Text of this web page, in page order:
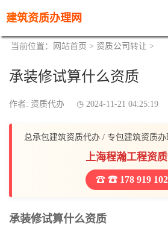
建筑资质办理网
当前位置： 网站首页 > 资质公司转让 >
承装修试算什么资质
作者: 资质代办 2024-11-21 04:25:19
总承包建筑资质代办 / 专包建筑资质
上海程瀚工程资
☎ 178 919
承装修试算什么资质